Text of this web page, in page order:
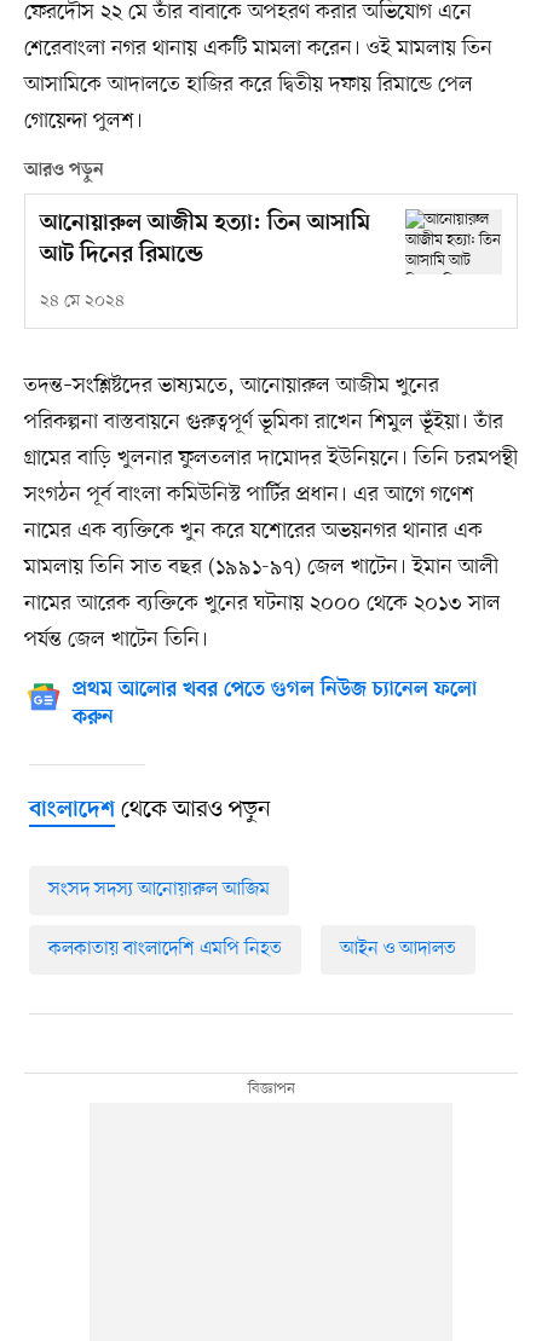
ফেরদৌস ২২ মে তাঁর বাবাকে অপহরণ করার অভিযোগ এনে
শেরেবাংলা নগর থানায় একটি মামলা করেন। ওই মামলায় তিন
আসামিকে আদালতে হাজির করে দ্বিতীয় দফায় রিমান্ডে পেল
গোয়েন্দা পুলশ।
আরও পড়ুন
আনোয়ারুল আজীম হত্যা: তিন আসামি
আট দিনের রিমান্ডে
২৪ মে ২০২৪
তদন্ত–সংশ্লিষ্টদের ভাষ্যমতে, আনোয়ারুল আজীম খুনের
পরিকল্পনা বাস্তবায়নে গুরুত্বপূর্ণ ভূমিকা রাখেন শিমুল ভূঁইয়া। তাঁর
গ্রামের বাড়ি খুলনার ফুলতলার দামোদর ইউনিয়নে। তিনি চরমপন্থী
সংগঠন পূর্ব বাংলা কমিউনিস্ট পার্টির প্রধান। এর আগে গণেশ
নামের এক ব্যক্তিকে খুন করে যশোরের অভয়নগর থানার এক
মামলায় তিনি সাত বছর (১৯৯১-৯৭) জেল খাটেন। ইমান আলী
নামের আরেক ব্যক্তিকে খুনের ঘটনায় ২০০০ থেকে ২০১৩ সাল
পর্যন্ত জেল খাটেন তিনি।
প্রথম আলোর খবর পেতে গুগল নিউজ চ্যানেল ফলো
করুন
বাংলাদেশথেকে আরও পড়ুন
সংসদ সদস্য আনোয়ারুল আজিম
কলকাতায় বাংলাদেশি এমপি নিহত আইন ও আদালত